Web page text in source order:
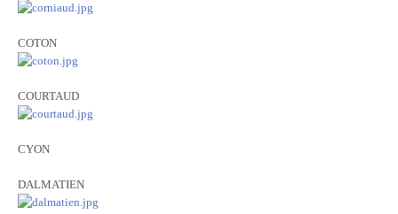
COTON
COURTAUD
CYON
DALMATIEN